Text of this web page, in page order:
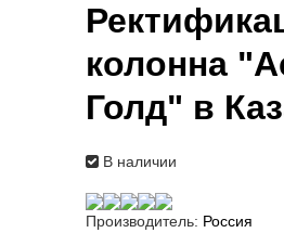
колонна
Голд" в
В наличии
Производитель: Россия